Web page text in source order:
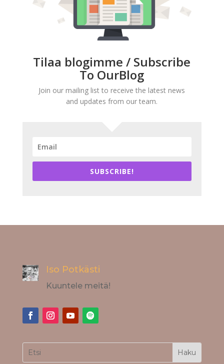
Tilaa blogimme / Subscribe
To OurBlog
Join our mailing list to receive the latest news
and updates from our team.
SUBSCRIBE!
Iso Potkästi
Kuuntele meitä!